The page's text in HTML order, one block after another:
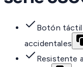
Botón táctil
accidentales
Resistente